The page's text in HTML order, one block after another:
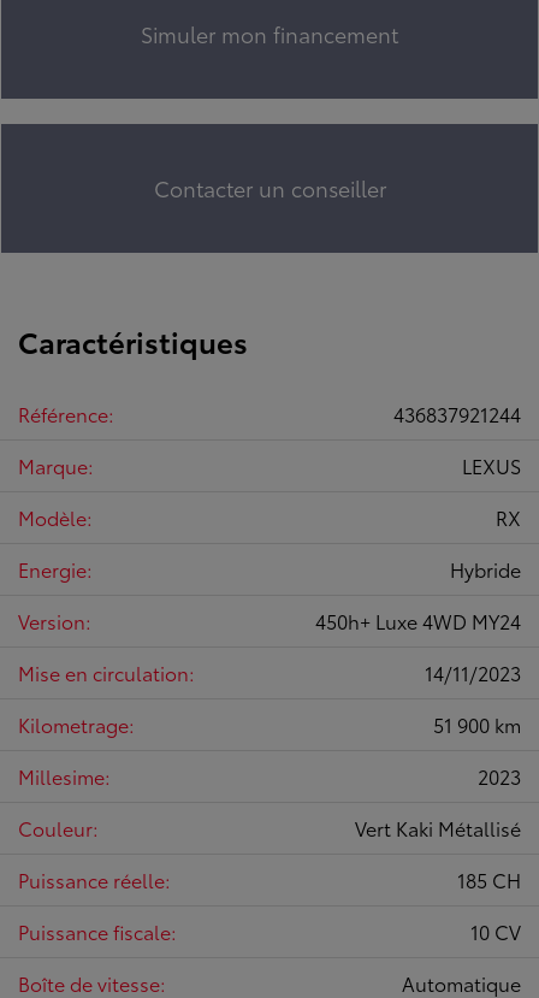
Simuler mon financement
Contacter un conseiller
Caractéristiques
Référence:
436837921244
Marque:
LEXUS
Modèle:
RX
Energie:
Hybride
Version:
450h+ Luxe 4WD MY24
Mise en circulation:
14/11/2023
Kilometrage:
51 900 km
Millesime:
2023
Couleur:
Vert Kaki Métallisé
Puissance réelle:
185 CH
Puissance fiscale:
10 CV
Boîte de vitesse:
Automatique